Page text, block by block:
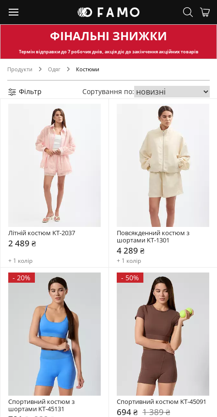
ФІНАЛЬНІ ЗНИЖКИ
Термін відправкидо 7 робочих днів, акція діє до закінчення акційних товарів
Продукти Одяг Костюми
Фільтр Сортування по:
Літній костюм KT-2037
2 489 ₴
+ 1 колір
Повсякденний костюм з
шортами KT-1301
4 289 ₴
+ 1 колір
- 20%
Спортивний костюм з
шортами KT-45131
- 50%
Спортивний костюм KT-45091
694 ₴ 1 389 ₴